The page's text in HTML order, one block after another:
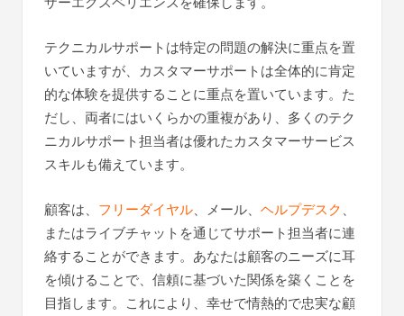
テクニカルサポートは特定の問題の解決に重点を置
いていますが、カスタマーサポートは全体的に肯定
的な体験を提供することに重点を置いています。た
だし、両者にはいくらかの重複があり、多くのテク
ニカルサポート担当者は優れたカスタマーサービス
スキルも備えています。
顧客は、 フリーダイヤル、メール、 ヘルプデスク、
またはライブチャットを通じてサポート担当者に連
絡することができます。あなたは顧客のニーズに耳
を傾けることで、信頼に基づいた関係を築くことを
目指します。これにより、幸せで情熱的で忠実な顧